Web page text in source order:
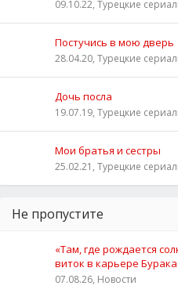
09.10.22, Турецкие
Постучись в мою дверь
28.04.20, Турецкие
Дочь посла
19.07.19, Турецкие
Мои братья и сестры
25.02.21, Турецкие
Не пропустите
«Там, где рождается
виток в карьере
07.08.26, Новости